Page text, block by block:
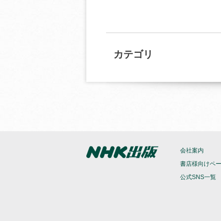
カテゴリ
会社案内
書店様向けペ
公式SNS一覧